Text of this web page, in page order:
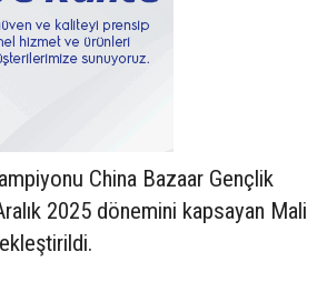
China Bazaar Gençlik
2025 dönemini kapsayan Mali